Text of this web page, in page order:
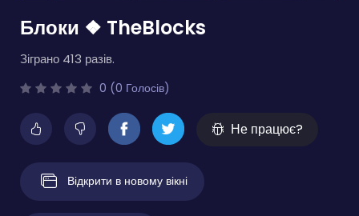
Блоки ❖ TheBlocks
Зіграно 413 разів.
0 (0 Голосів)
Не працює?
Відкрити в новому вікні